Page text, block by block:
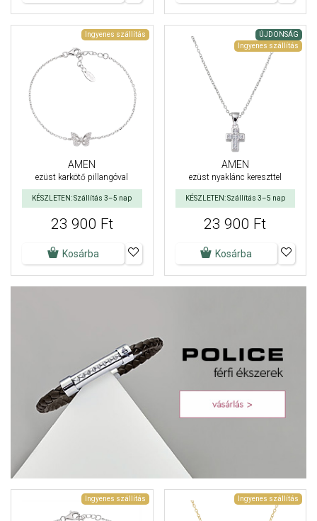
Ingyenes szállítás
AMEN
ezüst karkötő pillangóval
KÉSZLETEN: Szállítás 3–5 nap
23 900 Ft
Kosárba
ÚJDONSÁG
Ingyenes szállítás
AMEN
ezüst nyaklánc kereszttel
KÉSZLETEN: Szállítás 3–5 nap
23 900 Ft
Kosárba
Ingyenes szállítás Ingyenes szállítás